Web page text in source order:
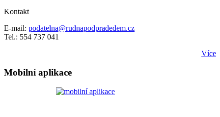
Kontakt
E-mail: podatelna@rudnapodpradedem.cz
Tel.: 554 737 041
Více
Mobilní aplikace